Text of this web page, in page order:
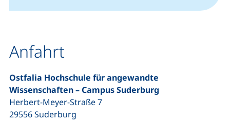
Anfahrt
Ostfalia Hochschule für angewandte
Wissenschaften – Campus Suderburg
Herbert-Meyer-Straße 7
29556 Suderburg